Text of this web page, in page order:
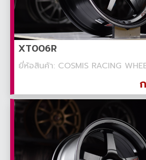
XT006R
ยี่ห้อสินค้า: COSMIS RACING